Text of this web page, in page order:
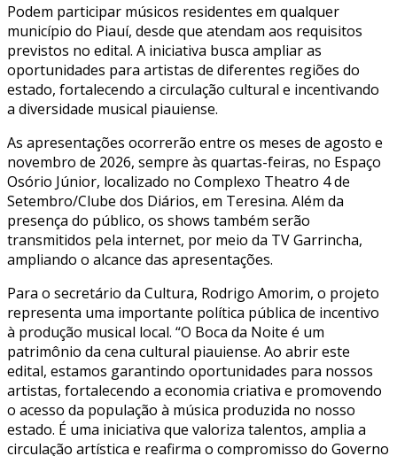
Podem participar músicos residentes em qualquer
município do Piauí, desde que atendam aos requisitos
previstos no edital. A iniciativa busca ampliar as
oportunidades para artistas de diferentes regiões do
estado, fortalecendo a circulação cultural e incentivando
a diversidade musical piauiense.
As apresentações ocorrerão entre os meses de agosto e
novembro de 2026, sempre às quartas-feiras, no Espaço
Osório Júnior, localizado no Complexo Theatro 4 de
Setembro/Clube dos Diários, em Teresina. Além da
presença do público, os shows também serão
transmitidos pela internet, por meio da TV Garrincha,
ampliando o alcance das apresentações.
Para o secretário da Cultura, Rodrigo Amorim, o projeto
representa uma importante política pública de incentivo
à produção musical local. “O Boca da Noite é um
patrimônio da cena cultural piauiense. Ao abrir este
edital, estamos garantindo oportunidades para nossos
artistas, fortalecendo a economia criativa e promovendo
o acesso da população à música produzida no nosso
estado. É uma iniciativa que valoriza talentos, amplia a
circulação artística e reafirma o compromisso do Governo